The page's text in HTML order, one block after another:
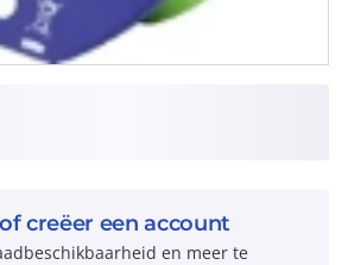
creëer een account
en meer te